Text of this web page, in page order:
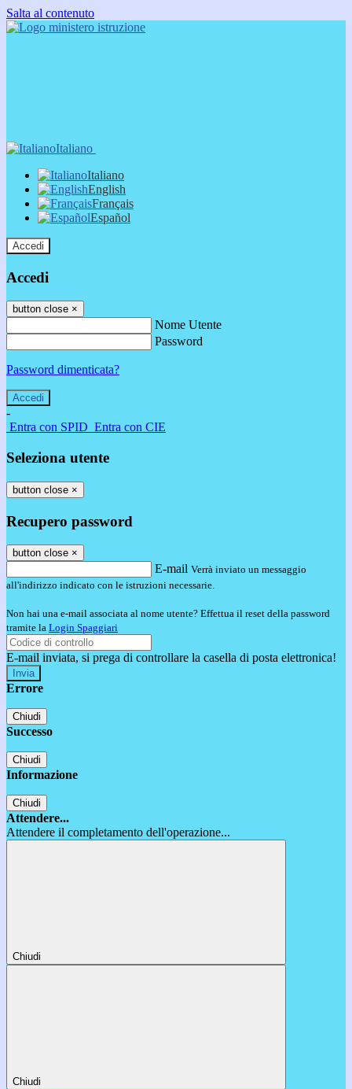
Salta al contenuto
Italiano
Italiano
English
Français
Español
Accedi
Accedi
button close ×
Nome Utente
Password
Password dimenticata?
-
Entra con SPID Entra con CIE
Seleziona utente
button close ×
Recupero password
button close ×
E-mail Verrà inviato un messaggio
all'indirizzo indicato con le istruzioni necessarie.
Non hai una e-mail associata al nome utente? Effettua il reset della password
tramite la Login Spaggiari
E-mail inviata, si prega di controllare la casella di posta elettronica!
Errore
Chiudi
Successo
Chiudi
Informazione
Chiudi
Attendere...
Attendere il completamento dell'operazione...
Chiudi
Chiudi